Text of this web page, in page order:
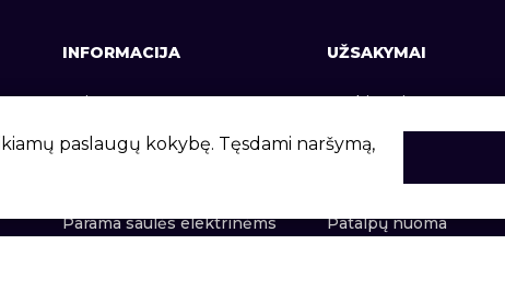
INFORMACIJA
Apie mus
Kontaktai
Parama saulės elektrinėms
UŽSAKYMAI
Prekių pristatymas
Informacija vartotojams
Užsakymų vadovas
Patalpų nuoma
paslaugų kokybę. Tęsdami naršymą,